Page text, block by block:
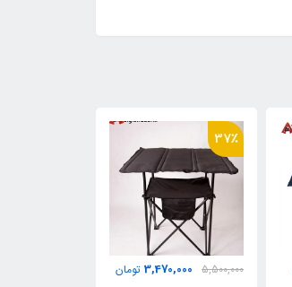
37٪
5,500,000
3,470,000 تومان